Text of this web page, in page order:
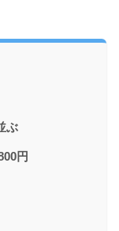
ぶ
円